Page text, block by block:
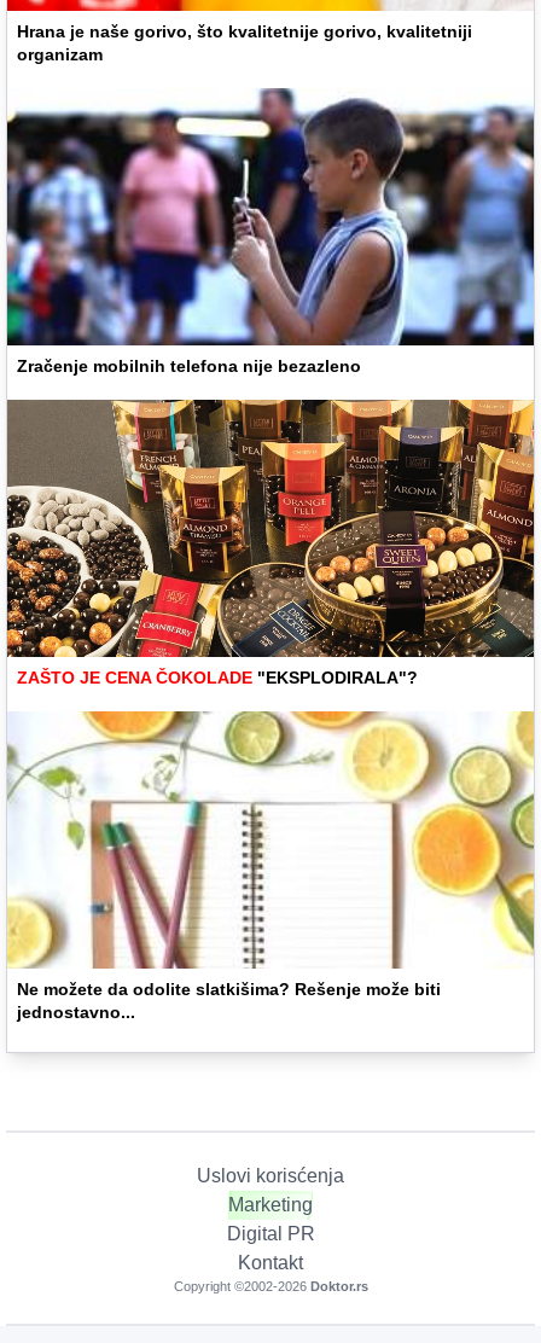
Hrana je naše gorivo, što kvalitetnije gorivo, kvalitetniji
organizam
Zračenje mobilnih telefona nije bezazleno
ZAŠTO JE CENA ČOKOLADE "EKSPLODIRALA"?
Ne možete da odolite slatkišima? Rešenje može biti
jednostavno...
Uslovi korisćenja
Marketing
Digital PR
Kontakt
Copyright ©2002-2026 Doktor.rs